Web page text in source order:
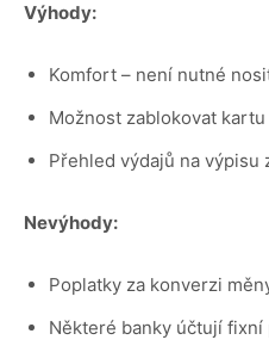
Výhody:
Komfort – není nutné
Možnost zablokovat
Přehled výdajů na výpisu
Nevýhody:
Poplatky za konverzi
Některé banky účtují fixní